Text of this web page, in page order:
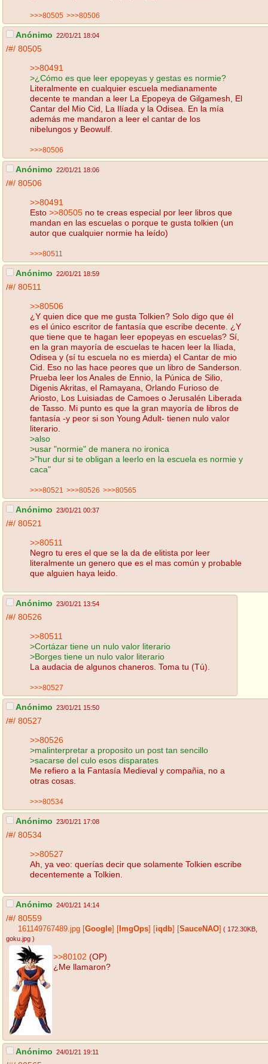
>>>80505 >>>80506
Anónimo 22/01/21 18:04
/#/ 80505
>>80491
>¿Cómo es que leer epopeyas y gestas es normie?
Literalmente en cualquier escuela medianamente
decente te mandan a leer La Epopeya de Gilgamesh, El
Cantar del Mio Cid, La Ilíada y la Odisea. En la mía
además me mandaron a leer el cantar de los
nibelungos y Beowulf.
>>>80506
Anónimo 22/01/21 18:06
/#/ 80506
>>80491
Esto >>80505 no te creas especial por leer libros que
mandan en las escuelas o porque te gusta tolkien (un
autor que cualquier normie ha leído)
>>>80511
Anónimo 22/01/21 18:59
/#/ 80511
>>80506
¿Y quien dice que me gusta Tolkien? Solo digo que él
es el único escritor de fantasía que escribe decente. ¿Y
que tiene que te hagan leer epopeyas en escuelas? Sí,
en la gran mayoría de escuelas te hacen leer la Iliada,
Odisea y (sí tu escuela no es mierda) el Cantar de mio
Cid. Eso no las hace peores que un libro de Sanderson.
Prueba leer los Anales de Ennio, la Púnica de Silio,
Digenis Akritas, el Ramayana, Orlando Furioso de
Ariosto, Los Luisiadas de Camoes o Jerusalén Liberada
de Tasso. Mi punto es que la gran mayoría de libros de
fantasía -y peor si son Young Adult- tienen nulo valor
literario.
>also
>usar "normie" de manera no ironica
>"hur dur si te obligan a leerlo en la escuela es normie y
caca"
>>>80521 >>>80526 >>>80565
Anónimo 23/01/21 00:37
/#/ 80521
>>80511
Negro tu eres el que se la da de elitista por leer
literalmente un genero que es el mas común y probable
que alguien haya leido.
Anónimo 23/01/21 13:54
/#/ 80526
>>80511
>Cortázar tiene un nulo valor literario
>Borges tiene un nulo valor literario
La audacia de algunos chaneros. Toma tu (Tú).
>>>80527
Anónimo 23/01/21 15:50
/#/ 80527
>>80526
>malinterpretar a proposito un post tan sencillo
>sacarse del culo esos disparates
Me refiero a la Fantasía Medieval y compañia, no a
otras cosas.
>>>80534
Anónimo 23/01/21 17:08
/#/ 80534
>>80527
Ah, ya veo: querías decir que solamente Tolkien escribe
decentemente a Tolkien.
Anónimo 24/01/21 14:14
/#/ 80559
161149767489.jpg Google ImgOps iqdb SauceNAO ( 172.30KB
goku.jpg )
>>80102 (OP)
¿Me llamaron?
Anónimo 24/01/21 19:11